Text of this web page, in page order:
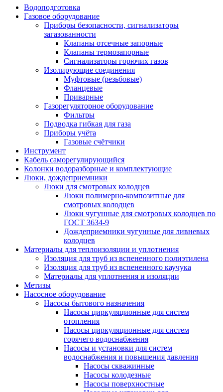
Водоподготовка
Газовое оборудование
Приборы безопасности, сигнализаторы
загазованности
Клапаны отсечные запорные
Клапаны термозапорные
Сигнализаторы горючих газов
Изолирующие соединения
Муфтовые (резьбовые)
Фланцевые
Приварные
Газорегуляторное оборудование
Фильтры
Подводка гибкая для газа
Приборы учёта
Газовые счётчики
Инструмент
Кабель саморегулирующийся
Колонки водоразборные и комплектующие
Люки, дождеприемники
Люки для смотровых колодцев
Люки полимерно-композитные для
смотровых колодцев
Люки чугунные для смотровых колодцев по
ГОСТ 3634-9
Дождеприемники чугунные для ливневых
колодцев
Материалы для теплоизоляции и уплотнения
Изоляция для труб из вспененного полиэтилена
Изоляция для труб из вспененного каучука
Материалы для уплотнения и изоляции
Метизы
Насосное оборудование
Насосы бытового назначения
Насосы циркуляционные для систем
отопления
Насосы циркуляционные для систем
горячего водоснабжения
Насосы и установки для систем
водоснабжения и повышения давления
Насосы скважинные
Насосы колодезные
Насосы поверхностные